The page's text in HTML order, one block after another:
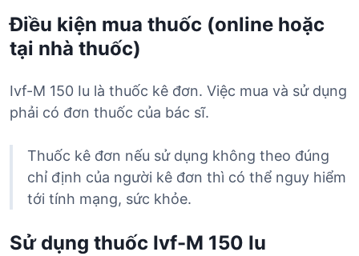
Điều kiện mua thuốc (online hoặc
tại nhà thuốc)
Ivf-M 150 Iu là thuốc kê đơn. Việc mua và sử dụng
phải có đơn thuốc của bác sĩ.
Thuốc kê đơn nếu sử dụng không theo đúng
chỉ định của người kê đơn thì có thể nguy hiểm
tới tính mạng, sức khỏe.
Sử dụng thuốc Ivf-M 150 Iu